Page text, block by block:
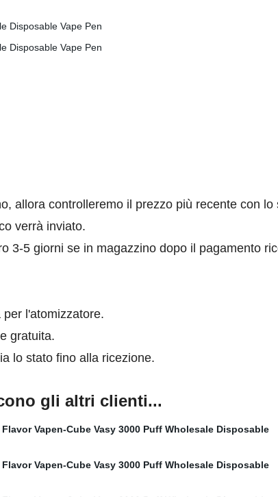
allora controlleremo il prezzo più recente con lo
verrà inviato.
3-5 giorni se in magazzino dopo il pagamento
l'atomizzatore.
gratuita.
lo stato fino alla ricezione.
gli altri clienti...